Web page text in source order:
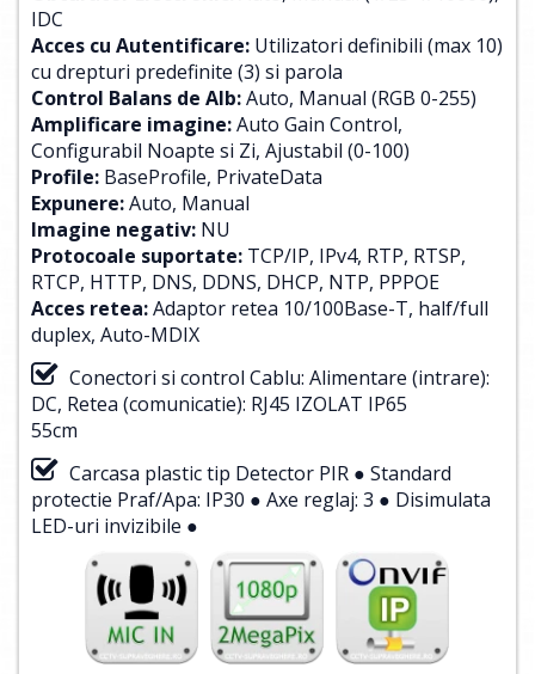
IDC
Acces cu Autentificare: Utilizatori definibili (max 10)
cu drepturi predefinite (3) si parola
Control Balans de Alb:Auto, Manual (RGB 0-255)
Amplificare imagine:Auto Gain Control,
Configurabil Noapte si Zi, Ajustabil (0-100)
Profile: BaseProfile, PrivateData
Expunere:Auto, Manual
Imagine negativ: NU
Protocoale suportate: TCP/IP, IPv4, RTP, RTSP,
RTCP, HTTP, DNS, DDNS, DHCP, NTP, PPPOE
Acces retea:Adaptor retea 10/100Base-T, half/full
duplex, Auto-MDIX
Conectori si control Cablu: Alimentare (intrare):
DC, Retea (comunicatie): RJ45 IZOLAT IP65
55cm
Carcasa plastic tip Detector PIR ● Standard
protectie Praf/Apa: IP30 ● Axe reglaj: 3 ● Disimulata
LED-uri invizibile ●